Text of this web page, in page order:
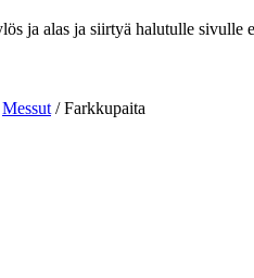
ja alas ja siirtyä halutulle
Messut /Farkkupaita